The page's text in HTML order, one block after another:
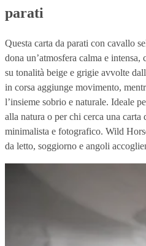
parati
Questa carta da parati con cavallo
dona un’atmosfera calma e
su tonalità beige e grigie avvolte
in corsa aggiunge movimento,
l’insieme sobrio e naturale. Ideale
alla natura o per chi cerca una
minimalista e fotografico. Wild
da letto, soggiorno e angoli